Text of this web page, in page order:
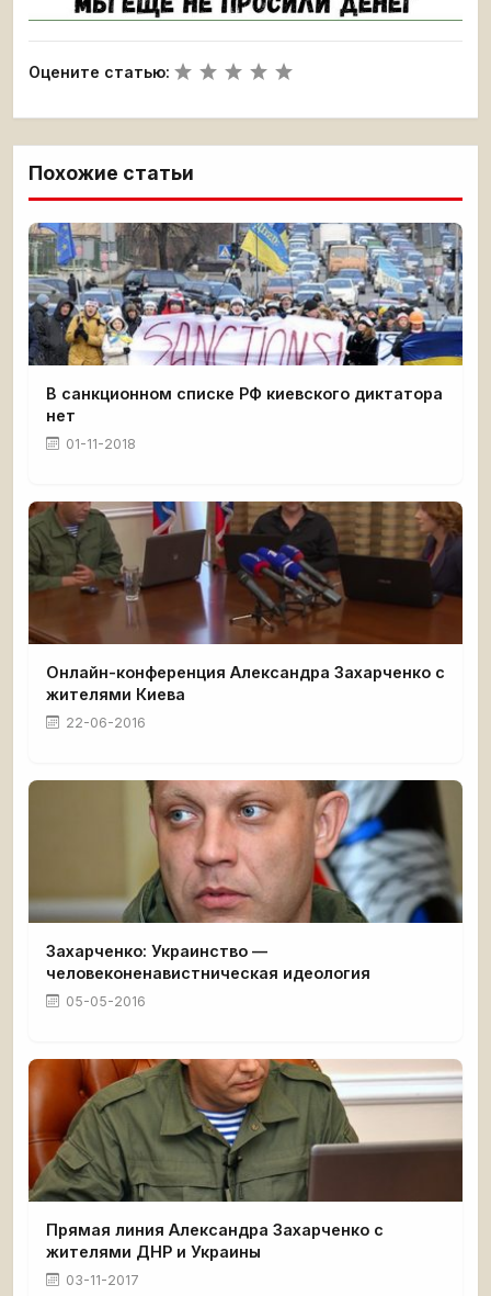
Оцените статью:
Похожие статьи
В санкционном списке РФ киевского диктатора
нет
01-11-2018
Онлайн-конференция Александра Захарченко с
жителями Киева
22-06-2016
Захарченко: Украинство —
человеконенавистническая идеология
05-05-2016
Прямая линия Александра Захарченко с
жителями ДНР и Украины
03-11-2017